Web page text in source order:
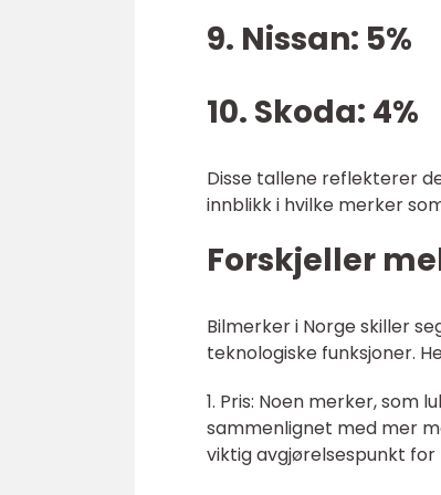
9. Nissan: 5%
10. Skoda: 4%
Disse tallene reflekterer
innblikk i hvilke merker
Forskjeller
Bilmerker i Norge skiller
teknologiske funksjoner.
1. Pris: Noen merker, som
sammenlignet med mer
viktig avgjørelsespunkt